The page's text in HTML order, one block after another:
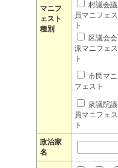
マニフ
ェスト
種別
村議会議
員マニフェス
ト
区議会会
派マニフェス
ト
市民マニ
フェスト
衆議院議
員マニフェス
ト
政治家
名